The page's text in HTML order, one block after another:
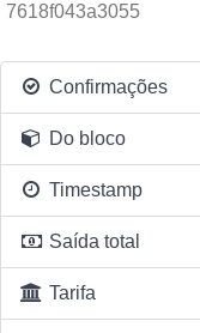
7618f043a3055
Confirmações
Do bloco
Timestamp
Saída total
Tarifa